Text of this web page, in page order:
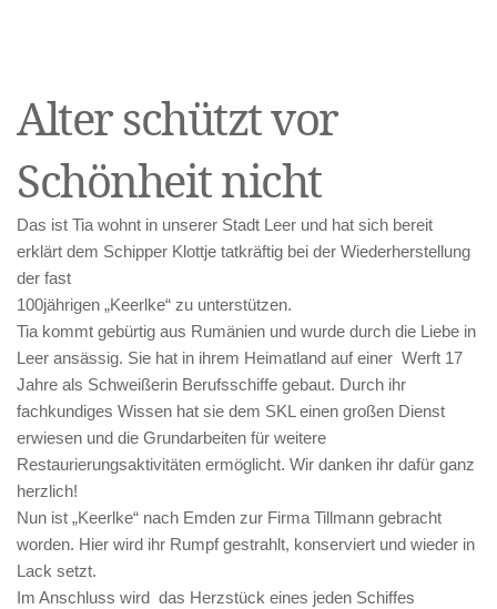
Alter schützt vor
Schönheit nicht
Das ist Tia wohnt in unserer Stadt Leer und hat sich bereit
erklärt dem Schipper Klottje tatkräftig bei der Wiederherstellung
der fast
100jährigen „Keerlke“ zu unterstützen.
Tia kommt gebürtig aus Rumänien und wurde durch die Liebe in
Leer ansässig. Sie hat in ihrem Heimatland auf einer Werft 17
Jahre als Schweißerin Berufsschiffe gebaut. Durch ihr
fachkundiges Wissen hat sie dem SKL einen großen Dienst
erwiesen und die Grundarbeiten für weitere
Restaurierungsaktivitäten ermöglicht. Wir danken ihr dafür ganz
herzlich!
Nun ist „Keerlke“ nach Emden zur Firma Tillmann gebracht
worden. Hier wird ihr Rumpf gestrahlt, konserviert und wieder in
Lack setzt.
Im Anschluss wird das Herzstück eines jeden Schiffes